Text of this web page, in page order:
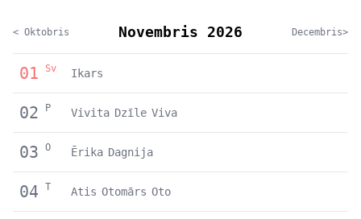
< Oktobris Novembris 2026 Decembris>
01 Sv Ikars
02 P Vivita Dzīle Viva
03 O Ērika Dagnija
04 T Atis Otomārs Oto